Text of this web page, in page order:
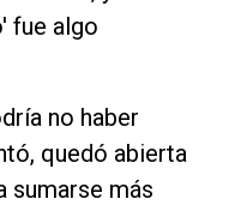
fue algo
no haber
quedó abierta
sumarse más